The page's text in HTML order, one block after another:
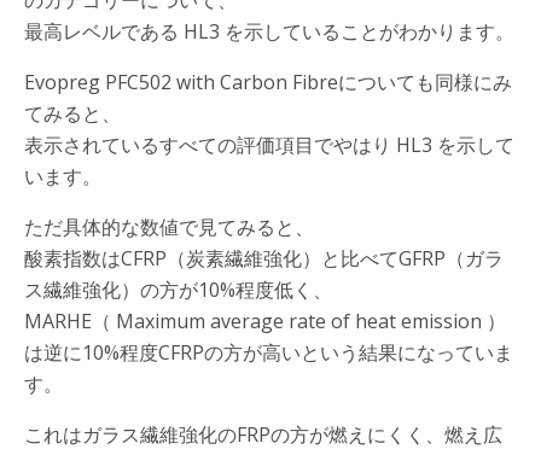
最高レベルである HL3 を示していることがわかります。
Evopreg PFC502 with Carbon Fibreについても同様にみ
てみると、
表示されているすべての評価項目でやはり HL3 を示して
います。
ただ具体的な数値で見てみると、
酸素指数はCFRP（炭素繊維強化）と比べてGFRP（ガラ
ス繊維強化）の方が10%程度低く、
MARHE（ Maximum average rate of heat emission ）
は逆に10%程度CFRPの方が高いという結果になっていま
す。
これはガラス繊維強化のFRPの方が燃えにくく、燃え広